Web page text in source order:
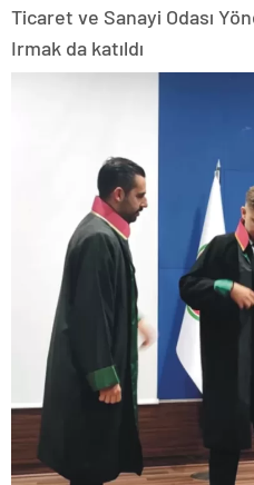
Ticaret ve Sanayi Odası
Irmak da katıldı